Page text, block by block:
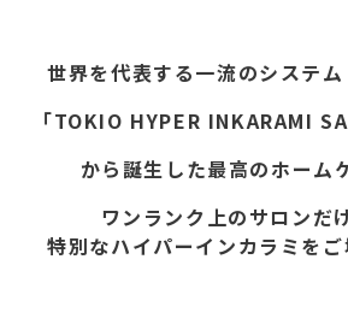
世界を代表する一流のシステ
「TOKIO HYPER INKARAMI
から誕生した最高のホーム
ワンランク上のサロンだ
特別なハイパーインカラミをご